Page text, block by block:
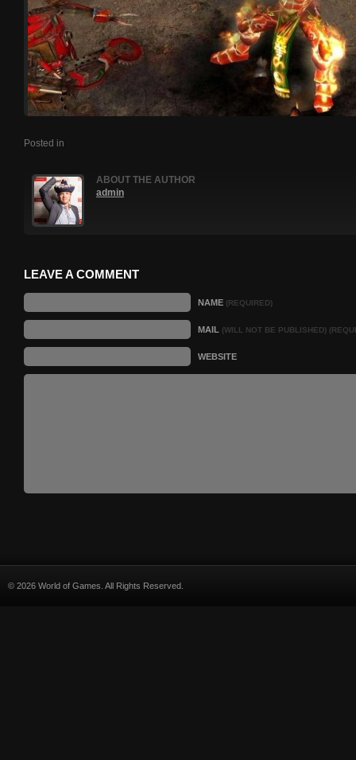
Posted in
ABOUT THE AUTHOR
admin
LEAVE A COMMENT
NAME (REQUIRED)
MAIL (WILL NOT BE PUBLISHED)
WEBSITE
© 2026 World of Games. All Rights Reserved.